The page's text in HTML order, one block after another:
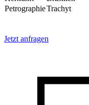
PetrographieTrachyt
Jetzt anfragen